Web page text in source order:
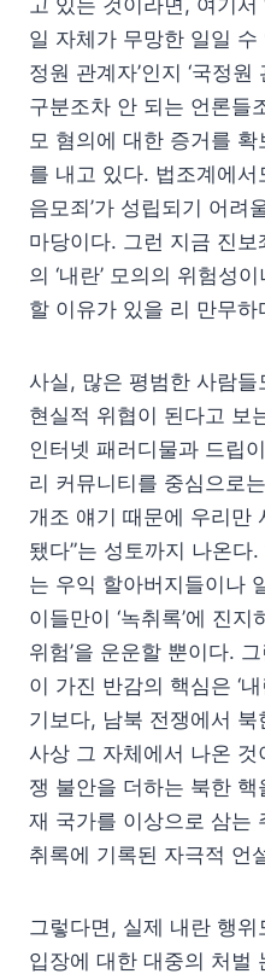
일 자체가 무망한 일일 수
정원 관계자’인지 ‘국정
구분조차 안 되는 언론들
모 혐의에 대한 증거를
를 내고 있다. 법조계에서
음모죄’가 성립되기 어려
마당이다. 그런 지금 진
의 ‘내란’ 모의의 위험성
할 이유가 있을 리 만무하
사실, 많은 평범한 사람들
현실적 위협이 된다고 보
인터넷 패러디물과 드립
리 커뮤니티를 중심으로
개조 얘기 때문에 우리만
됐다”는 성토까지 나온다.
는 우익 할아버지들이나
이들만이 ‘녹취록’에 진
위험’을 운운할 뿐이다.
이 가진 반감의 핵심은 ‘
기보다, 남북 전쟁에서
사상 그 자체에서 나온
쟁 불안을 더하는 북한
재 국가를 이상으로 삼는
취록에 기록된 자극적 언
그렇다면, 실제 내란 행위
입장에 대한 대중의 처벌